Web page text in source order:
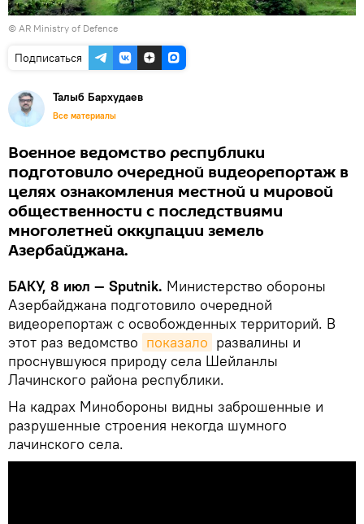
© AR Ministry of Defence
Подписаться
Талыб Бархудаев
Все материалы
Военное ведомство республики
подготовило очередной видеорепортаж в
целях ознакомления местной и мировой
общественности с последствиями
многолетней оккупации земель
Азербайджана.
БАКУ, 8 июл — Sputnik. Министерство обороны
Азербайджана подготовило очередной
видеорепортаж с освобожденных территорий. В
этот раз ведомство показало развалины и
проснувшуюся природу села Шейланлы
Лачинского района республики.
На кадрах Минобороны видны заброшенные и
разрушенные строения некогда шумного
лачинского села.